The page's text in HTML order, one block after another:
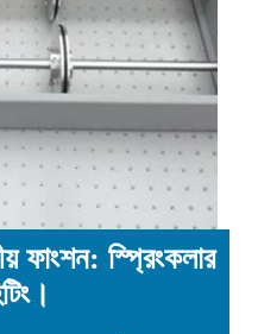
ফাংশন: স্প্রিংকলার